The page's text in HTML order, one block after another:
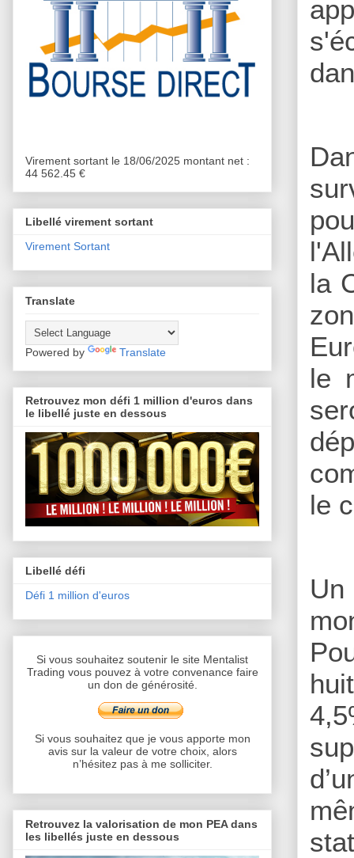
la
le
le
Virement sortant le 18/06/2025 montant net :
44 562.45 €
Libellé virement sortant
Virement Sortant
Translate
Powered by Translate
Retrouvez mon défi 1 million d'euros dans
le libellé juste en dessous
Libellé défi
Défi 1 million d'euros
Si vous souhaitez soutenir le site Mentalist
Trading vous pouvez à votre convenance faire
un don de générosité.
Si vous souhaitez que je vous apporte mon
avis sur la valeur de votre choix, alors
n’hésitez pas à me solliciter.
Retrouvez la valorisation de mon PEA dans
les libellés juste en dessous